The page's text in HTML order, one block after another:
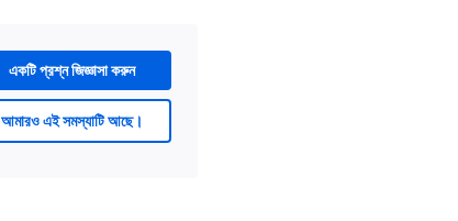
একটি প্রশ্ন জিজ্ঞাসা করুন
আমারও এই সমস্যাটি আছে।